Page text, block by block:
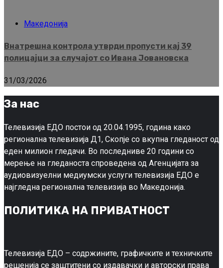
Македонија
Внатрешна контрола утврди пропусти кај 39
полицајци за случајот со Ивана Јовановска
31/03/2026
За нас
Телевизија ЕДО постои од 20.04.1995, година како
регионална телевизија Д1, Скопје со вкупна гледаност од
еден милион гледачи. Во последниве 20 години со
мерење на гледаноста спроведена од Агенцијата за
аудиовизуелни медиумски услуги телевизија ЕДО е
најгледна регионална телевизија во Македонија.
ПОЛИТИКА НА ПРИВАТНОСТ
Телевизија ЕДО – содржините, графичките и техничките
решенија се заштитени со издавачки и авторски права